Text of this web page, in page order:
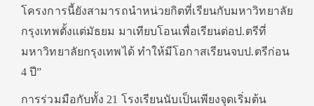
โครงการนี้ยังสามารถนำหน่วยกิตที่เรียนกับมหาวิทยาลัย
กรุงเทพตั้งแต่มัธยม มาเทียบโอนเพื่อเรียนต่อป.ตรีที่
มหาวิทยาลัยกรุงเทพได้ ทำให้มีโอกาสเรียนจบป.ตรีก่อน
4 ปี”
การร่วมมือกับทั้ง 21 โรงเรียนนับเป็นเพียงจุดเริ่มต้น